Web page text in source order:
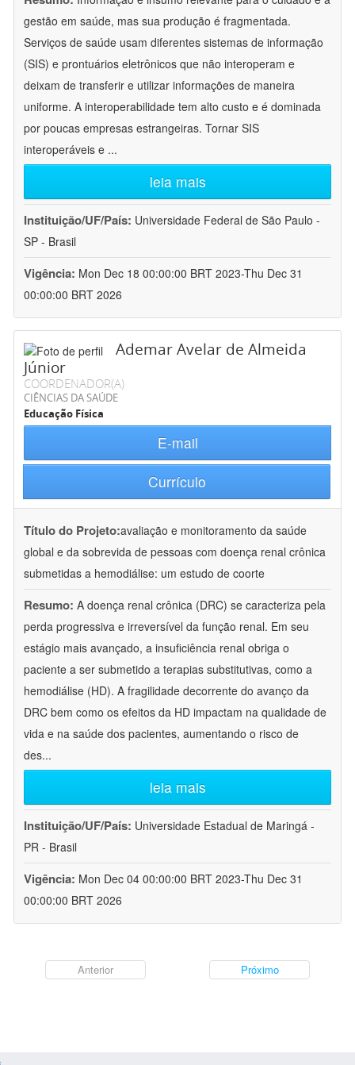
gestão em saúde, mas sua produção é fragmentada.
Serviços de saúde usam diferentes sistemas de informação
(SIS) e prontuários eletrônicos que não interoperam e
deixam de transferir e utilizar informações de maneira
uniforme. A interoperabilidade tem alto custo e é dominada
por poucas empresas estrangeiras. Tornar SIS
interoperáveis e ...
leia mais
Instituição/UF/País: Universidade Federal de São Paulo -
SP - Brasil
Vigência: Mon Dec 18 00:00:00 BRT 2023-Thu Dec 31
00:00:00 BRT 2026
Ademar Avelar de Almeida
Júnior
COORDENADOR(A)
CIÊNCIAS DA SAÚDE
Educação Física
E-mail
Currículo
Título do Projeto:avaliação e monitoramento da saúde
global e da sobrevida de pessoas com doença renal crônica
submetidas a hemodiálise: um estudo de coorte
Resumo: A doença renal crônica (DRC) se caracteriza pela
perda progressiva e irreversível da função renal. Em seu
estágio mais avançado, a insuficiência renal obriga o
paciente a ser submetido a terapias substitutivas, como a
hemodiálise (HD). A fragilidade decorrente do avanço da
DRC bem como os efeitos da HD impactam na qualidade de
vida e na saúde dos pacientes, aumentando o risco de
des...
leia mais
Instituição/UF/País: Universidade Estadual de Maringá -
PR - Brasil
Vigência: Mon Dec 04 00:00:00 BRT 2023-Thu Dec 31
00:00:00 BRT 2026
Anterior Próximo